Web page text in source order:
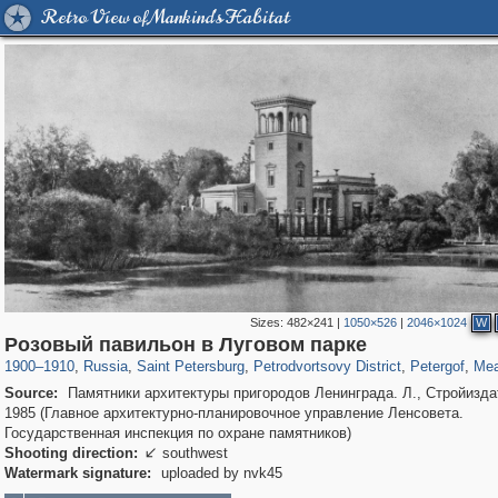
Retro View of Mankind's Habitat
Sizes: 482×241 | 1050×526| 2046×1024 W
Розовый павильон в Луговом парке
1900–1910, Russia
1,407,293 29,248
, Saint Petersburg
197,255 5,714
, Petrodvortsovy District
10,781 350
, Petergof,
195
Source:
Памятники архитектуры пригородов Ленинграда. Л.,
1985 (Главное архитектурно-планировочное управление Ленсовета.
Государственная инспекция по охране памятников)
Shooting direction:  southwest
Watermark signature:
uploaded by nvk45